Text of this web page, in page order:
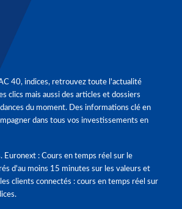
40, indices, retrouvez toute l'actualité
clics mais aussi des articles et dossiers
du moment. Des informations clé en
dans tous vos investissements en
Euronext : Cours en temps réel sur le
d'au moins 15 minutes sur les valeurs et
clients connectés : cours en temps réel sur